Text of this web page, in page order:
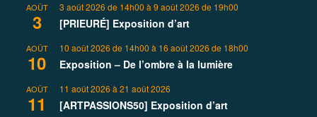
AOÛT
3
3 août 2026 de 14h00 à 9 août 2026 de 19h00
[PRIEURÉ] Exposition d’art
AOÛT
10
10 août 2026 de 14h00 à 16 août 2026 de 18h00
Exposition – De l’ombre à la lumière
AOÛT
11
11 août 2026 à 21 août 2026
[ARTPASSIONS50] Exposition d’art